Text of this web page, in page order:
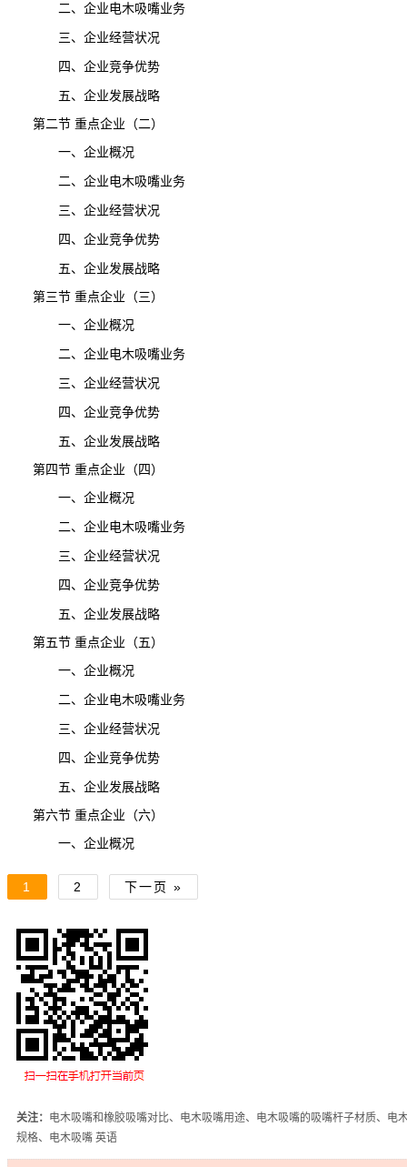
二、企业电木吸嘴业务
三、企业经营状况
四、企业竞争优势
五、企业发展战略
第二节 重点企业（二）
一、企业概况
二、企业电木吸嘴业务
三、企业经营状况
四、企业竞争优势
五、企业发展战略
第三节 重点企业（三）
一、企业概况
二、企业电木吸嘴业务
三、企业经营状况
四、企业竞争优势
五、企业发展战略
第四节 重点企业（四）
一、企业概况
二、企业电木吸嘴业务
三、企业经营状况
四、企业竞争优势
五、企业发展战略
第五节 重点企业（五）
一、企业概况
二、企业电木吸嘴业务
三、企业经营状况
四、企业竞争优势
五、企业发展战略
第六节 重点企业（六）
一、企业概况
1 2 下一页 »
关注： 电木吸嘴和橡胶吸嘴对比、电木吸嘴用途、电木吸嘴的吸嘴杆子材质、电
规格、电木吸嘴 英语